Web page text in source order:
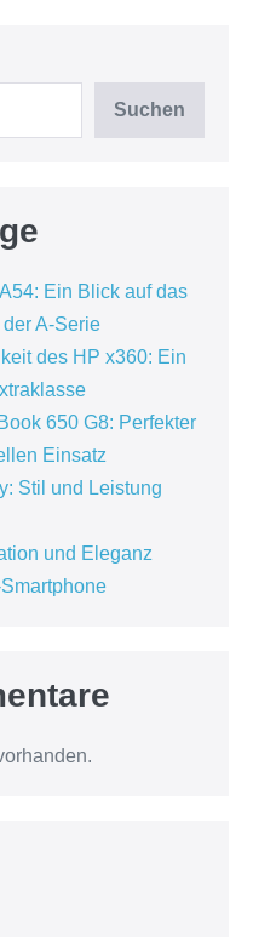
Suchen
Ein Blick auf das
A-Serie
des HP x360: Ein
650 G8: Perfekter
Einsatz
Stil und Leistung
und Eleganz